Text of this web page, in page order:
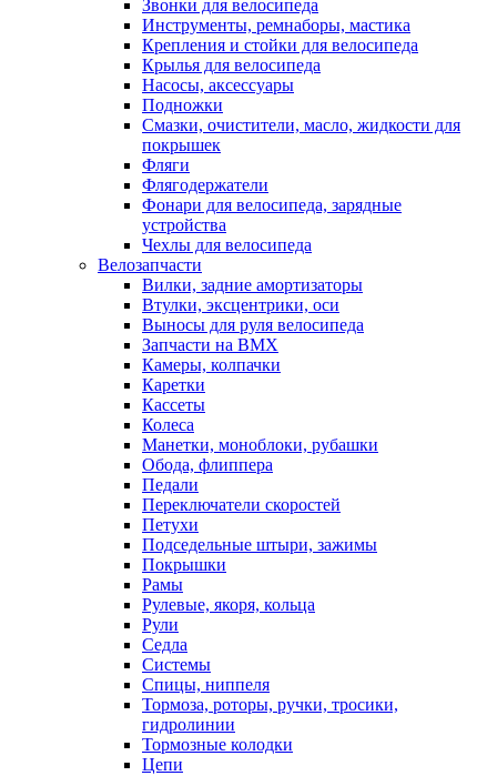
Звонки для велосипеда
Инструменты, ремнаборы, мастика
Крепления и стойки для велосипеда
Крылья для велосипеда
Насосы, аксессуары
Подножки
Смазки, очистители, масло, жидкости для
покрышек
Фляги
Флягодержатели
Фонари для велосипеда, зарядные
устройства
Чехлы для велосипеда
Велозапчасти
Вилки, задние амортизаторы
Втулки, эксцентрики, оси
Выносы для руля велосипеда
Запчасти на BMX
Камеры, колпачки
Каретки
Кассеты
Колеса
Манетки, моноблоки, рубашки
Обода, флиппера
Педали
Переключатели скоростей
Петухи
Подседельные штыри, зажимы
Покрышки
Рамы
Рулевые, якоря, кольца
Рули
Седла
Системы
Спицы, ниппеля
Тормоза, роторы, ручки, тросики,
гидролинии
Тормозные колодки
Цепи